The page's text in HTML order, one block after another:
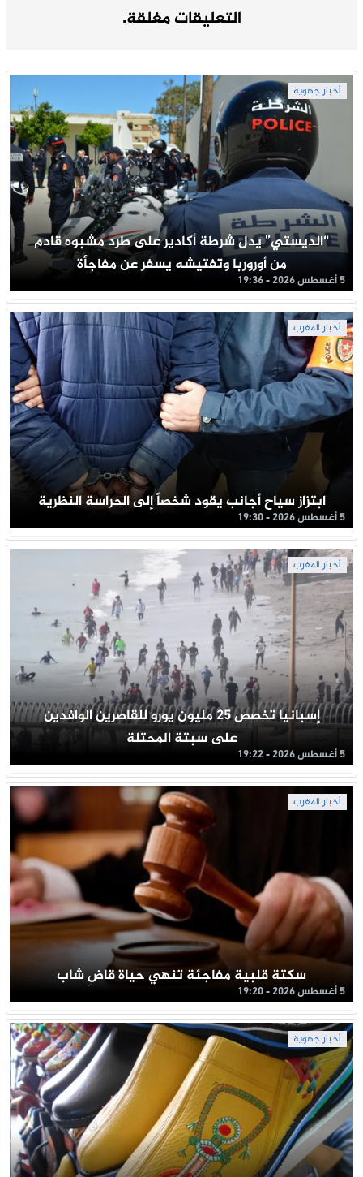
التعليقات مغلقة.
أخبار جهوية
“الديستي” يدل شرطة أكادير على طرد مشبوه قادم
من أوروربا وتفتيشه يسفر عن مفاجأة
5 أغسطس 2026 - 19:36
أخبار المغرب
ابتزاز سياح أجانب يقود شخصاً إلى الحراسة النظرية
5 أغسطس 2026 - 19:30
أخبار المغرب
إسبانيا تخصص 25 مليون يورو للقاصرين الوافدين
على سبتة المحتلة
5 أغسطس 2026 - 19:22
أخبار المغرب
سكتة قلبية مفاجئة تنهي حياة قاضِ شاب
5 أغسطس 2026 - 19:20
أخبار جهوية